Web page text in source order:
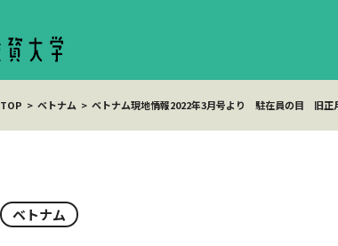
TOP ベトナム ベトナム現地情報2022年3月号より 駐在員の目 旧正
ベトナム